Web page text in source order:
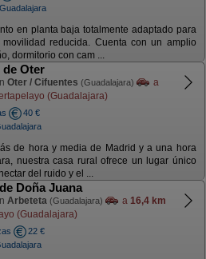
en planta baja totalmente adaptado para
movilidad reducida. Cuenta con un amplio
dormitorio con cam ...
Oter
Oter / Cifuentes (Guadalajara)
a
(Guadalajara)
40 €
de hora y media de Madrid y a una hora
nuestra casa rural ofrece un lugar único
del ruido y el ...
Doña Juana
Arbeteta (Guadalajara) a 16,4 km
(Guadalajara)
22 €